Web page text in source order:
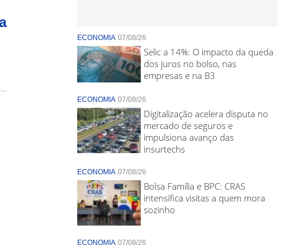
ECONOMIA 07/08/26
Selic a 14%: O impacto da queda
dos juros no bolso, nas
empresas e na B3
ECONOMIA 07/08/26
Digitalização acelera disputa no
mercado de seguros e
impulsiona avanço das
insurtechs
ECONOMIA 07/08/26
Bolsa Família e BPC: CRAS
intensifica visitas a quem mora
sozinho
ECONOMIA 07/08/26